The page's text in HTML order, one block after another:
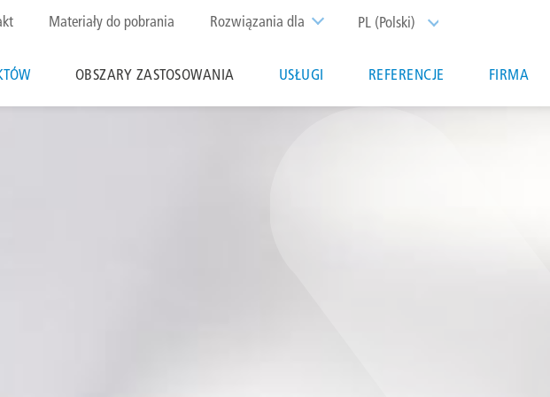
PL (Polski) List additional actions
Rozwiązania dla
Materiały do pobrania
OBSZARY ZASTOSOWANIA USŁUGI REFERENCJE FIRMA